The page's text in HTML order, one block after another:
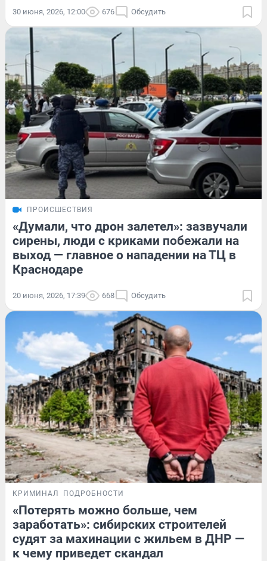
30 июня, 2026, 12:00 676 Обсудить
ПРОИСШЕСТВИЯ
«Думали, что дрон залетел»: зазвучали
сирены, люди с криками побежали на
выход — главное о нападении на ТЦ в
Краснодаре
20 июня, 2026, 17:39 668 Обсудить
КРИМИНАЛ ПОДРОБНОСТИ
«Потерять можно больше, чем
заработать»: сибирских строителей
судят за махинации с жильем в ДНР —
к чему приведет скандал